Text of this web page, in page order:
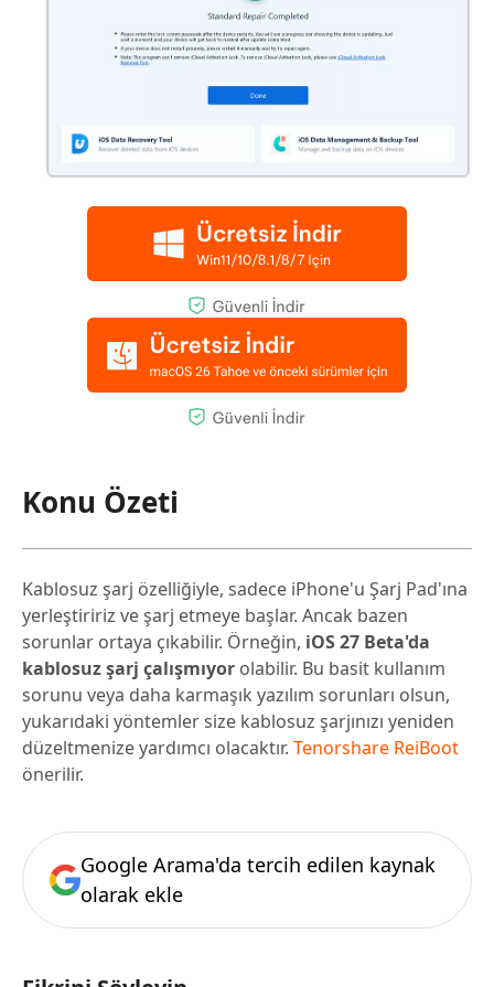
Konu Özeti
Kablosuz şarj özelliğiyle, sadece iPhone'u Şarj Pad'ına
yerleştiririz ve şarj etmeye başlar. Ancak bazen
sorunlar ortaya çıkabilir. Örneğin, iOS 27 Beta'da
kablosuz şarj çalışmıyor olabilir. Bu basit kullanım
sorunu veya daha karmaşık yazılım sorunları olsun,
yukarıdaki yöntemler size kablosuz şarjınızı yeniden
düzeltmenize yardımcı olacaktır. Tenorshare ReiBoot
önerilir.
Google Arama'da tercih edilen kaynak
olarak ekle